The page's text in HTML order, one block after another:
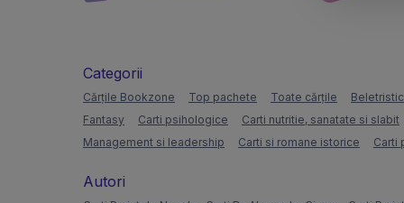
Categorii
Cărțile Bookzone Top pachete Toate cărțile
Fantasy
Carti psihologice
Carti nutritie, sanatate si slabit
Management si leadership
Carti si romane istorice Carti
Autori